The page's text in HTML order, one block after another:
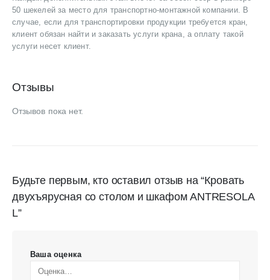
50 шекелей за место для транспортно-монтажной компании. В
случае, если для транспортировки продукции требуется кран,
клиент обязан найти и заказать услуги крана, а оплату такой
услуги несет клиент.
Отзывы
Отзывов пока нет.
Будьте первым, кто оставил отзыв на “Кровать
двухъярусная со столом и шкафом ANTRESOLA
L”
Ваша оценка